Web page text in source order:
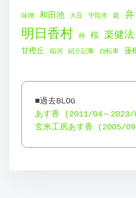
味噌 和田池 大豆 宇陀市 庭
明日香村 柿 桜 楽健法
甘樫丘 稲渕 紹介記事 自転車 蓮
あす香 (2011/04～2023/
玄米工房あす香 (2005/